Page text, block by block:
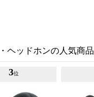
ヘッドホンの人気商品
3位